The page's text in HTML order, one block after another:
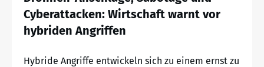
Cyberattacken: Wirtschaft warnt vor
hybriden Angriffen
Hybride Angriffe entwickeln sich zu einem ernst zu